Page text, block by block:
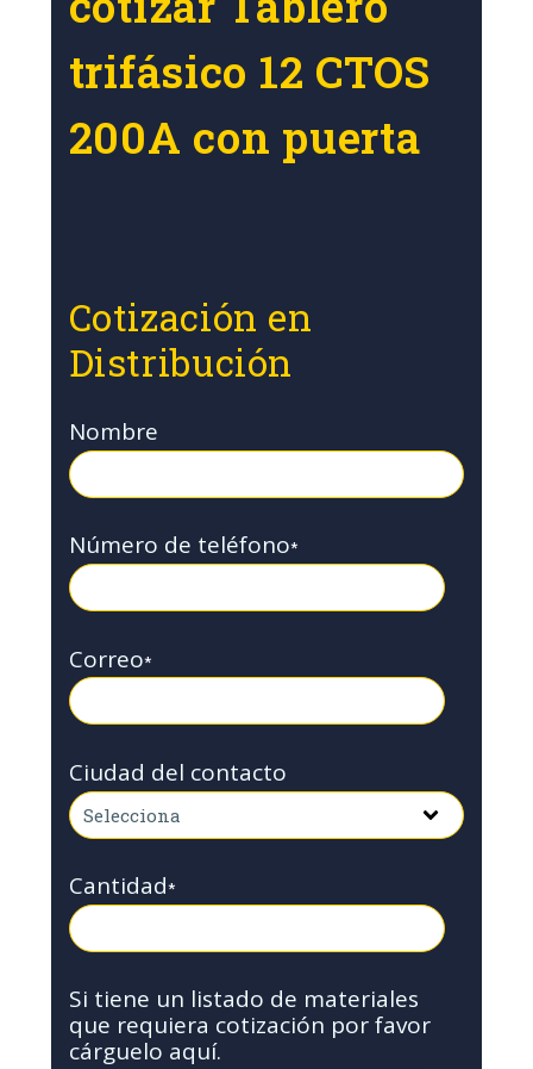
trifásico 12 CTOS
200A con puerta
Cotización en
Distribución
Nombre
Número de teléfono*
Correo*
Ciudad del contacto
Cantidad*
Si tiene un listado de materiales
que requiera cotización por favor
cárguelo aquí.